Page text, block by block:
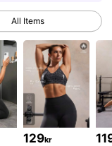
All Items
129kr